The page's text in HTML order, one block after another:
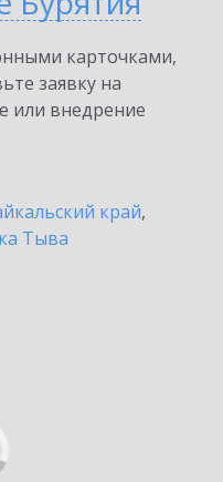
карточками,
заявку на
или внедрение
край,
Тыва